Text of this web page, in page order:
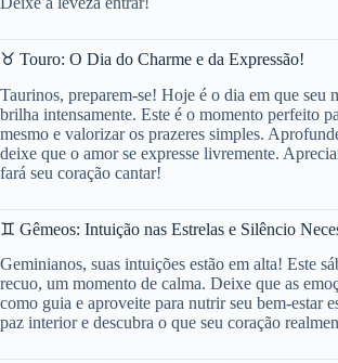
♉ Touro: O Dia do Charme e da Expressão!
Taurinos, preparem-se! Hoje é o dia em que seu
brilha intensamente. Este é o momento perfeito
mesmo e valorizar os prazeres simples.
deixe que o amor se expresse livremente.
fará seu coração cantar!
♊ Gêmeos: Intuição nas Estrelas e Silêncio
Geminianos, suas intuições estão em alta! Este
recuo, um momento de calma. Deixe que as
como guia e aproveite para nutrir seu bem-estar
paz interior e descubra o que seu coração